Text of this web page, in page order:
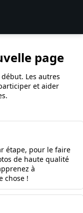
page
Les autres
et aider
étape, pour le faire
de haute qualité
à
chose !